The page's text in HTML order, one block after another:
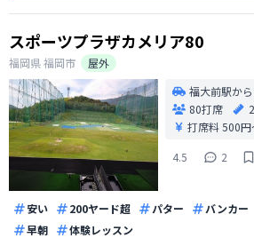
スポーツプラザカメリア80
福岡県福岡市
屋外
福大前駅か
80打席
打席料500円
4.5
2
安い 200ヤード超 パター バンカー
早朝
体験レッスン